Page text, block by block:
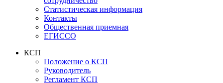
Статистическая информация
Контакты
Общественная приемная
ЕГИССО
КСП
Положение о КСП
Руководитель
Регламент КСП